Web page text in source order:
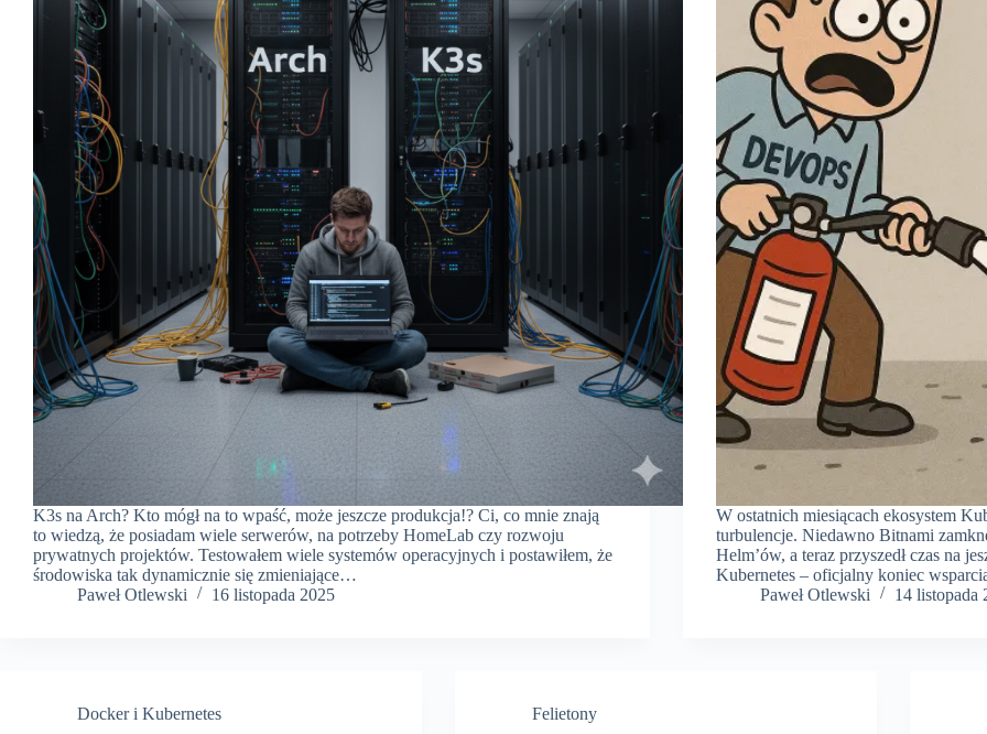
K3s na Arch? Kto mógł na to wpaść, może jeszcze produkcja!? Ci, co mnie znają
to wiedzą, że posiadam wiele serwerów, na potrzeby HomeLab czy rozwoju
prywatnych projektów. Testowałem wiele systemów operacyjnych i postawiłem, że
środowiska tak dynamicznie się zmieniające…
Paweł Otlewski
16 listopada 2025
W ostatnich miesiącach ekosystem
turbulencje. Niedawno Bitnami
Helm’ów, a teraz przyszedł czas na
Kubernetes – oficjalny koniec
Paweł Otlewski
14 listopada
Docker i Kubernetes Felietony